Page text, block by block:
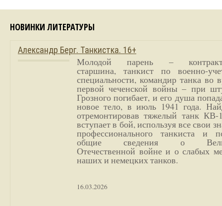
НОВИНКИ ЛИТЕРАТУРЫ
Александр Берг. Танкистка. 16+
Молодой парень –
старшина, танкист по военно-
специальности, командир танка во
первой чеченской войны – при
Грозного погибает, и его душа
новое тело, в июль 1941 года.
отремонтировав тяжелый танк
вступает в бой, используя все свои
профессионального танкиста и
общие сведения о
Отечественной войне и о слабых
наших и немецких танков.
16.03.2026